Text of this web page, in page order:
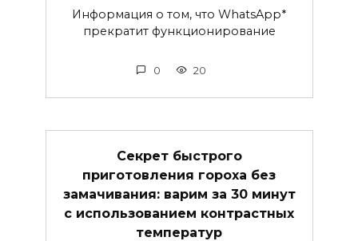
Информация о том, что WhatsApp*
прекратит функционирование
0 20
Секрет быстрого
приготовления гороха без
замачивания: варим за 30 минут
с использованием контрастных
температур